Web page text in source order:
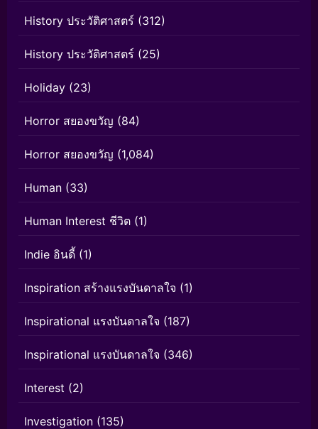
History ประวัติศาสตร์ (312)
History ประวัติศาสตร์ (25)
Holiday (23)
Horror สยองขวัญ (84)
Horror สยองขวัญ (1,084)
Human (33)
Human Interest ชีวิต (1)
Indie อินดี้ (1)
Inspiration สร้างแรงบันดาลใจ (1)
Inspirational แรงบันดาลใจ (187)
Inspirational แรงบันดาลใจ (346)
Interest (2)
Investigation (135)